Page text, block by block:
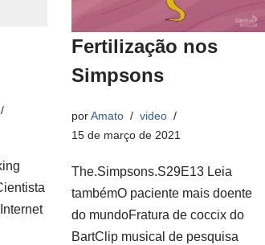
Fertilização nos
Simpsons
porAmato
video
15 de março de 2021
The.Simpsons.S29E13 Leia
tambémO paciente mais doente
do mundoFratura de coccix do
BartClip musical de pesquisa